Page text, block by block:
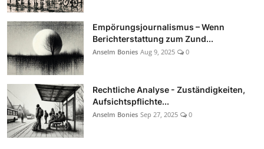
Empörungsjournalismus – Wenn
Berichterstattung zum Zund...
Anselm Bonies Aug 9, 2025 0
Rechtliche Analyse - Zuständigkeiten,
Aufsichtspflichte...
Anselm Bonies Sep 27, 2025 0